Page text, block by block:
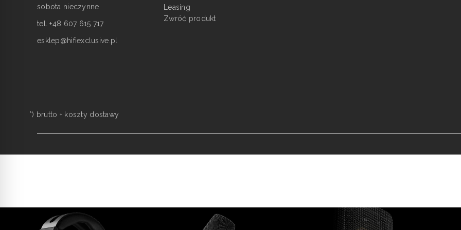
sobota nieczynne
tel. +48 607 615 717
esklep@hifiexclusive.pl
Leasing
Zwróć produkt
*) brutto + koszty dostawy